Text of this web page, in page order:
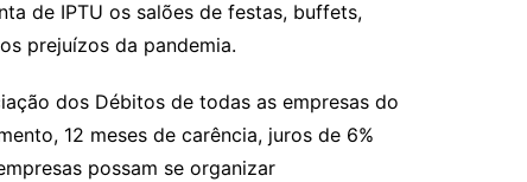
de IPTU os salões de festas, buffets,
prejuízos da pandemia.
dos Débitos de todas as empresas do
12 meses de carência, juros de 6%
possam se organizar